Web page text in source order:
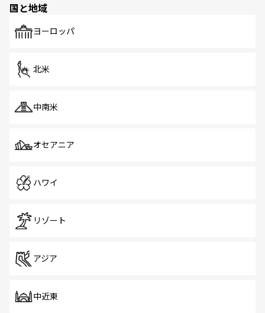
で、ホーカーズは地元の風情を楽しめる外せないスポット
国と地域
ヨーロッパ
北米
中南米
オセアニア
ハワイ
リゾート
アジア
中近東